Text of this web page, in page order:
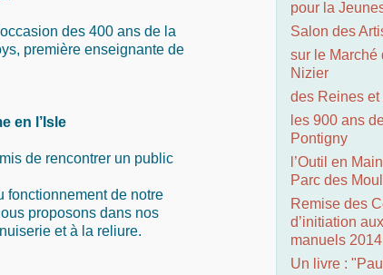
des 400 ans de la
première enseignante de
en l’Isle
de rencontrer un public
fonctionnement de notre
proposons dans nos
et à la reliure.
pour la
Salon des
sur le Marché
Nizier
des Reines
les 900 ans
Pontigny
l’Outil en
Parc des
Remise des
d’initiation
manuels 2014
Un livre :